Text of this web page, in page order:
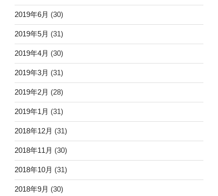
2019年6月 (30)
2019年5月 (31)
2019年4月 (30)
2019年3月 (31)
2019年2月 (28)
2019年1月 (31)
2018年12月 (31)
2018年11月 (30)
2018年10月 (31)
2018年9月 (30)